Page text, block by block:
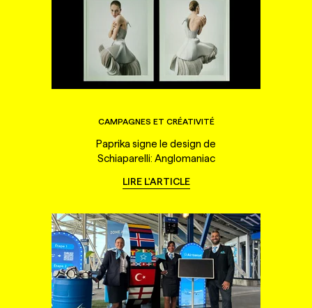
CAMPAGNES ET CRÉATIVITÉ
Paprika signe le design de
Schiaparelli: Anglomaniac
LIRE L'ARTICLE